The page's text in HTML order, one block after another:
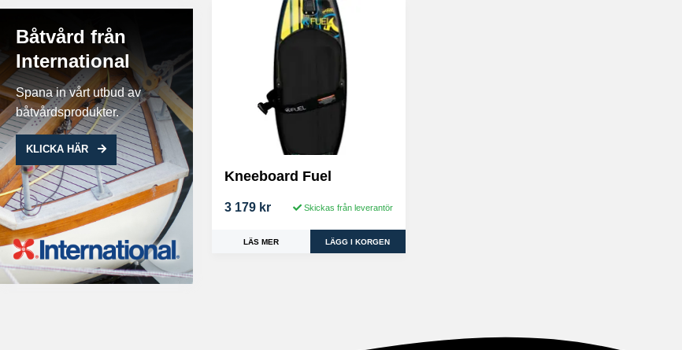
Båtvård från
International
Spana in vårt utbud av
båtvårdsprodukter.
KLICKA HÄR
Kneeboard Fuel
3 179 kr Skickas från leverantör
LÄS MER